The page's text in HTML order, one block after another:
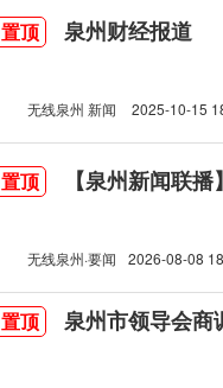
置顶 泉州财经报道
无线泉州 新闻 2025-10-15
置顶 【泉州新闻联
无线泉州·要闻 2026-08-08
置顶 泉州市领导会商